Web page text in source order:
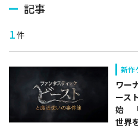
記事
1件
新作
ワー
ース
始 「
世界